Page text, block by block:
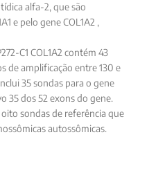
alfa-2, que são
e pelo gene COL1A2 ,
C1 COL1A2 contém 43
de amplificação entre 130 e
35 sondas para o gene
35 dos 52 exons do gene.
sondas de referência que
autossômicas.